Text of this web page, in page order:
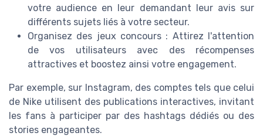
votre audience en leur demandant leur avis sur
différents sujets liés à votre secteur.
Organisez des jeux concours : Attirez l'attention
de vos utilisateurs avec des récompenses
attractives et boostez ainsi votre engagement.
Par exemple, sur Instagram, des comptes tels que celui
de Nike utilisent des publications interactives, invitant
les fans à participer par des hashtags dédiés ou des
stories engageantes.